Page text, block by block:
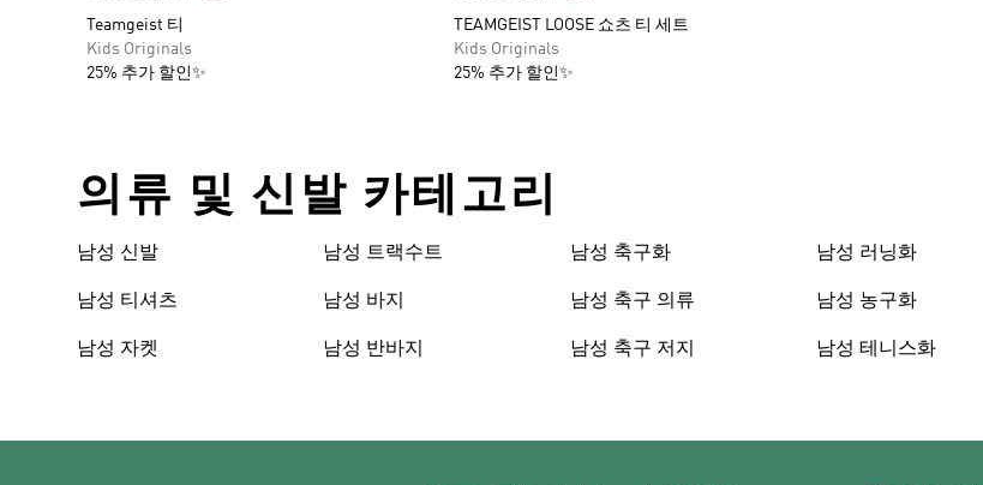
Teamgeist 티
Kids Originals
25% 추가 할인✨
TEAMGEIST LOOSE 쇼츠 티 세트
Kids Originals
25% 추가 할인✨
의류 및 신발 카테고리
남성 신발
남성 티셔츠
남성 자켓
남성 트랙수트
남성 바지
남성 반바지
남성 축구화
남성 축구 의류
남성 축구 저지
남성 러닝화
남성 농구화
남성 테니스화